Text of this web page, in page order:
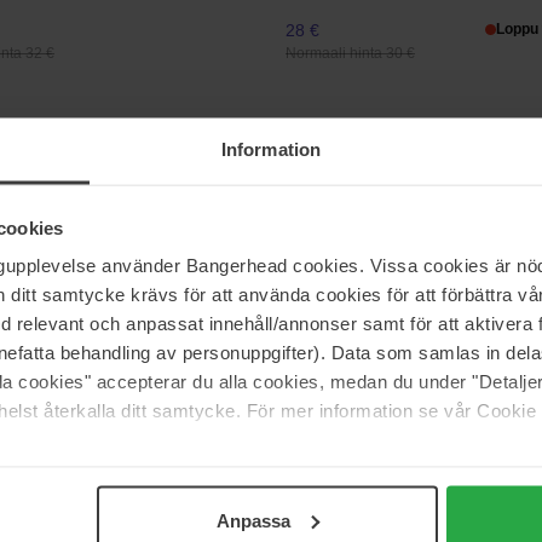
Information
använder Bangerhead cookies. Vissa cookies är
ditt samtycke krävs för att använda cookies för att förbättra
relevant och anpassat innehåll/annonser samt för att aktivera
behandling av personuppgifter). Data som samlas in
cookies" accepterar du alla cookies, medan du under
återkalla ditt samtycke. För mer information se vår
Anpassa
32 €
28 €
Normaali hinta 30 €
MD Double Wear Stay-In-Place
Makeup Clarins
30 ml
Sivu 1/81